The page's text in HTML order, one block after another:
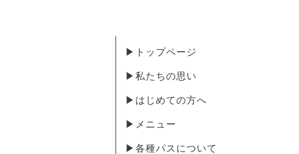
▶︎トップページ
▶︎私たちの思い
▶︎はじめての方へ
▶︎メニュー
▶︎各種パスについて